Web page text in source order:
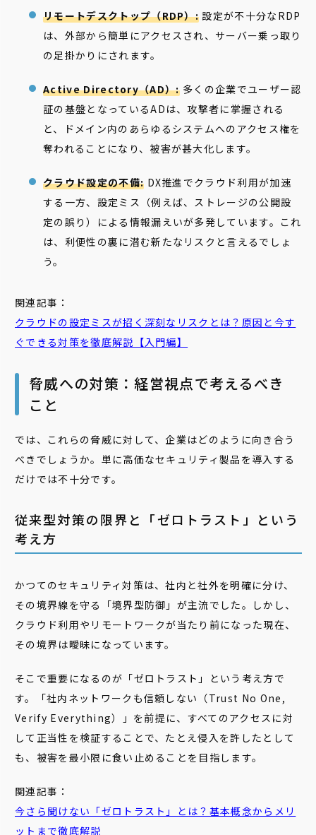
リモートデスクトップ（RDP）: 設定が不十分なRDP
は、外部から簡単にアクセスされ、サーバー乗っ取り
の足掛かりにされます。
Active Directory（AD）:多くの企業でユーザー認
証の基盤となっているADは、攻撃者に掌握される
と、ドメイン内のあらゆるシステムへのアクセス権を
奪われることになり、被害が甚大化します。
クラウド設定の不備: DX推進でクラウド利用が加速
する一方、設定ミス（例えば、ストレージの公開設
定の誤り）による情報漏えいが多発しています。これ
は、利便性の裏に潜む新たなリスクと言えるでしょ
う。
関連記事：
クラウドの設定ミスが招く深刻なリスクとは？原因と今す
ぐできる対策を徹底解説【入門編】
脅威への対策：経営視点で考えるべき
こと
では、これらの脅威に対して、企業はどのように向き合う
べきでしょうか。単に高価なセキュリティ製品を導入する
だけでは不十分です。
従来型対策の限界と「ゼロトラスト」という
考え方
かつてのセキュリティ対策は、社内と社外を明確に分け、
その境界線を守る「境界型防御」が主流でした。しかし、
クラウド利用やリモートワークが当たり前になった現在、
その境界は曖昧になっています。
そこで重要になるのが「ゼロトラスト」という考え方で
す。「社内ネットワークも信頼しない（Trust No One,
Verify Everything）」を前提に、すべてのアクセスに対
して正当性を検証することで、たとえ侵入を許したとして
も、被害を最小限に食い止めることを目指します。
関連記事：
今さら聞けない「ゼロトラスト」とは？基本概念からメリ
ットまで徹底解説